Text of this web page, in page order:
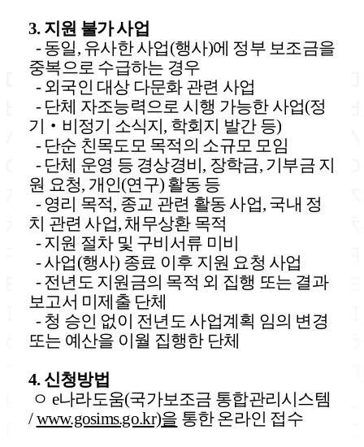
3. 지원 불가 사업
- 동일, 유사한 사업(행사)에 정부 보조금을
중복으로 수급하는 경우
- 외국인 대상 다문화 관련 사업
- 단체 자조능력으로 시행 가능한 사업(정
기 ‧ 비정기 소식지, 학회지 발간 등)
- 단순 친목도모 목적의 소규모 모임
- 단체 운영 등 경상경비, 장학금, 기부금 지
원 요청, 개인(연구) 활동 등
- 영리 목적, 종교 관련 활동 사업, 국내 정
치 관련 사업, 채무상환 목적
- 지원 절차 및 구비서류 미비
- 사업(행사) 종료 이후 지원 요청 사업
- 전년도 지원금의 목적 외 집행 또는 결과
보고서 미제출 단체
- 청 승인 없이 전년도 사업계획 임의 변경
또는 예산을 이월 집행한 단체
4. 신청방법
ㅇ e나라도움(국가보조금 통합관리시스템
/www.gosims.go.kr)을 통한 온라인 접수